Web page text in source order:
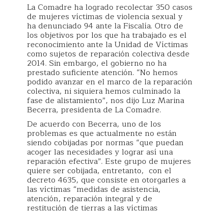
La Comadre ha logrado recolectar 350 casos
de mujeres víctimas de violencia sexual y
ha denunciado 94 ante la Fiscalía. Otro de
los objetivos por los que ha trabajado es el
reconocimiento ante la Unidad de Víctimas
como sujetos de reparación colectiva desde
2014. Sin embargo, el gobierno no ha
prestado suficiente atención. “No hemos
podido avanzar en el marco de la reparación
colectiva, ni siquiera hemos culminado la
fase de alistamiento”, nos dijo Luz Marina
Becerra, presidenta de La Comadre.
De acuerdo con Becerra, uno de los
problemas es que actualmente no están
siendo cobijadas por normas “que puedan
acoger las necesidades y lograr así una
reparación efectiva”. Este grupo de mujeres
quiere ser cobijada, entretanto, con el
decreto 4635, que consiste en otorgarles a
las víctimas “medidas de asistencia,
atención, reparación integral y de
restitución de tierras a las víctimas